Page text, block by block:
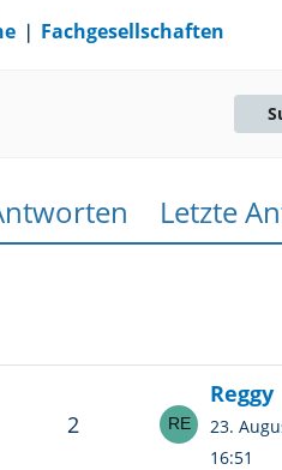
❘ Fachgesellschaften
Letzte
2
Reggy
23.
16:51